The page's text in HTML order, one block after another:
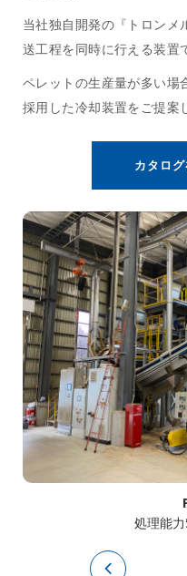
当社独自開発の『トロンメ
送工程を同時に行える装置
ペレットの生産量が多い場
採用した冷却装置をご提案
カタロ
処理能